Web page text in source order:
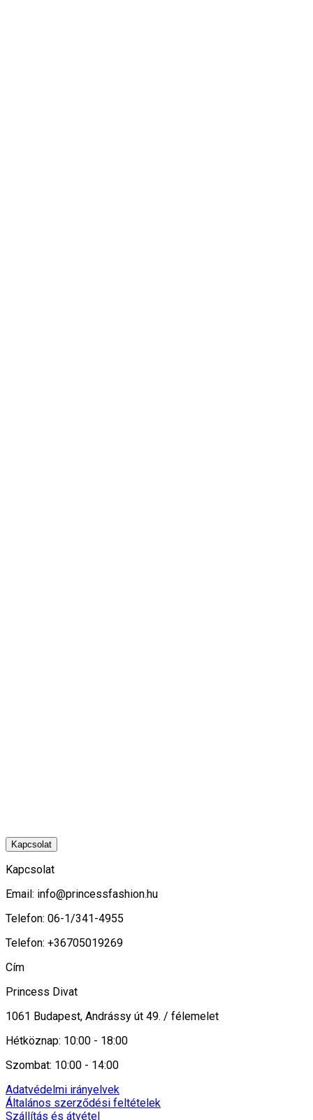
Kapcsolat
Kapcsolat
Email: info@princessfashion.hu
Telefon: 06-1/341-4955
Telefon: +36705019269
Cím
Princess Divat
1061 Budapest, Andrássy út 49. / félemelet
Hétköznap: 10:00 - 18:00
Szombat: 10:00 - 14:00
Adatvédelmi irányelvek
Általános szerződési feltételek
Szállítás és átvétel